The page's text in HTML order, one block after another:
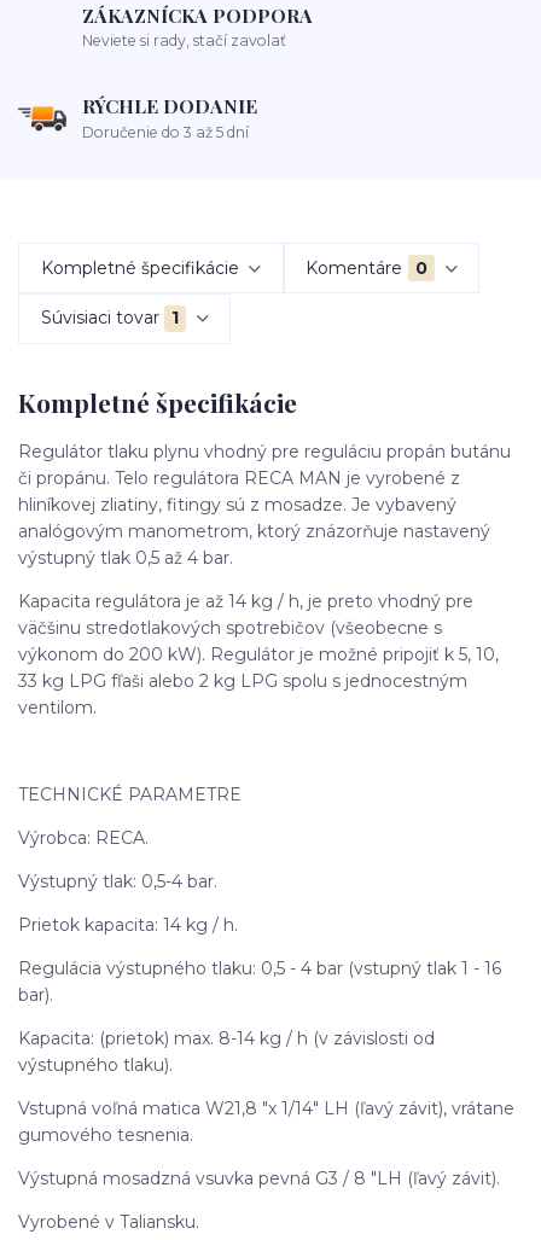
ZÁKAZNÍCKA PODPORA
Neviete si rady, stačí zavolať
RÝCHLE DODANIE
Doručenie do 3 až 5 dní
Kompletné špecifikácie Komentáre 0
Súvisiaci tovar 1
Kompletné špecifikácie
Regulátor tlaku plynu vhodný pre reguláciu propán butánu
či propánu. Telo regulátora RECA MAN je vyrobené z
hliníkovej zliatiny, fitingy sú z mosadze. Je vybavený
analógovým manometrom, ktorý znázorňuje nastavený
výstupný tlak 0,5 až 4 bar.
Kapacita regulátora je až 14 kg / h, je preto vhodný pre
väčšinu stredotlakových spotrebičov (všeobecne s
výkonom do 200 kW). Regulátor je možné pripojiť k 5, 10,
33 kg LPG fľaši alebo 2 kg LPG spolu s jednocestným
ventilom.
TECHNICKÉ PARAMETRE
Výrobca: RECA.
Výstupný tlak: 0,5-4 bar.
Prietok kapacita: 14 kg / h.
Regulácia výstupného tlaku: 0,5 - 4 bar (vstupný tlak 1 - 16
bar).
Kapacita: (prietok) max. 8-14 kg / h (v závislosti od
výstupného tlaku).
Vstupná voľná matica W21,8 "x 1/14" LH (ľavý závit), vrátane
gumového tesnenia.
Výstupná mosadzná vsuvka pevná G3 / 8 "LH (ľavý závit).
Vyrobené v Taliansku.